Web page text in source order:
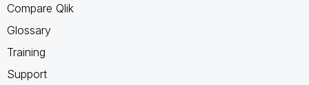
Compare Qlik
Glossary
Training
Support